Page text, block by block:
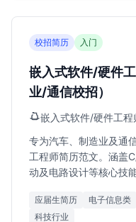
校招简历 入门
嵌入式软件/硬件
业/通信校招）
嵌入式软件/硬件工程
专为汽车、制造业及通
工程师简历范文。涵盖
动及电路设计等核心技
应届生简历 电子信息类
科技行业